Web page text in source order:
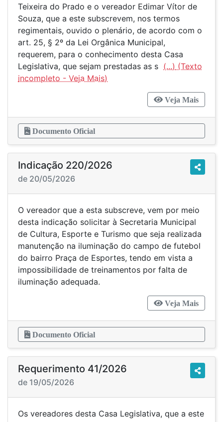
Teixeira do Prado e o vereador Edimar Vítor de
Souza, que a este subscrevem, nos termos
regimentais, ouvido o plenário, de acordo com o
art. 25, § 2º da Lei Orgânica Municipal,
requerem, para o conhecimento desta Casa
Legislativa, que sejam prestadas as s (...)
Veja Mais
Documento Oficial
Indicação 220/2026
de 20/05/2026
O vereador que a esta subscreve, vem por meio
desta indicação solicitar à Secretaria Municipal
de Cultura, Esporte e Turismo que seja realizada
manutenção na iluminação do campo de futebol
do bairro Praça de Esportes, tendo em vista a
impossibilidade de treinamentos por falta de
iluminação adequada.
Veja Mais
Documento Oficial
Requerimento 41/2026
de 19/05/2026
Os vereadores desta Casa Legislativa, que a este